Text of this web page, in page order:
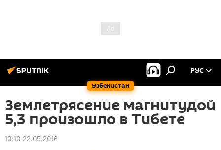
Узбекистан
РУС
Землетрясение магнитудой
5,3 произошло в Тибете
10:10 22.05.2016